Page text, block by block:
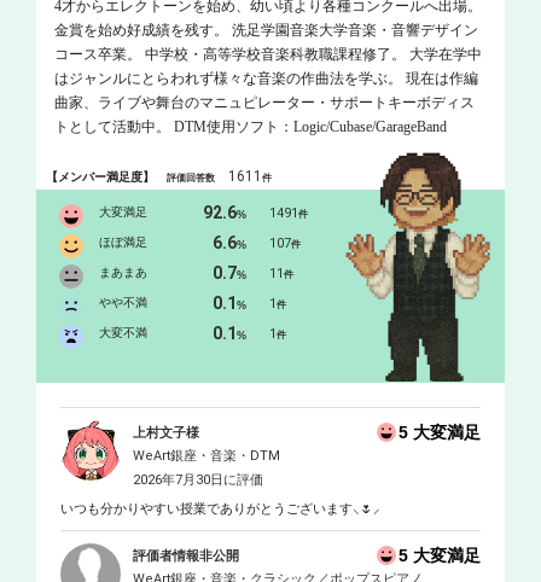
4才からエレクトーンを始め、幼い頃より各種コンクールへ出場。
金賞を始め好成績を残す。 洗足学園音楽大学音楽・音響デザイン
コース卒業。 中学校・高等学校音楽科教職課程修了。 大学在学中
はジャンルにとらわれず様々な音楽の作曲法を学ぶ。 現在は作編
曲家、ライブや舞台のマニュピレーター・サポートキーボディス
トとして活動中。 DTM使用ソフト：Logic/Cubase/GarageBand
【メンバー満足度】評価回答数 1611件
大変満足 92.6% 1491件
ほぼ満足 6.6% 107件
まあまあ 0.7% 11件
やや不満 0.1% 1件
大変不満 0.1% 1件
上村文子様 5 大変満足
WeArt銀座・音楽・DTM
2026年7月30日に評価
いつも分かりやすい授業でありがとうございます⸜🌷︎⸝‍
評価者情報非公開 5 大変満足
WeArt銀座・音楽・クラシック／ポップスピアノ